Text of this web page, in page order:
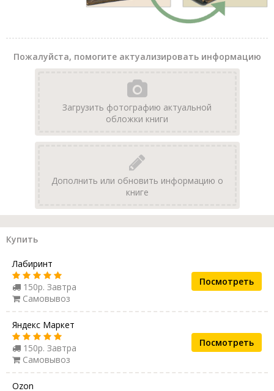
Пожалуйста, помогите актуализировать информацию
Загрузить фотографию актуальной
обложки книги
Дополнить или обновить информацию о
книге
Купить
Лабиринт
150р. Завтра
Самовывоз
Посмотреть
Яндекс Маркет
150р. Завтра
Самовывоз
Посмотреть
Ozon